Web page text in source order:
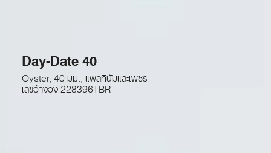
Day-Date 40
Oyster, 40 มม., แพลทินัมและเพชร
เลขอ้างอิง228396TBR